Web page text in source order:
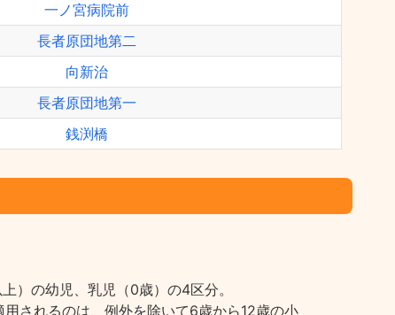
一ノ宮病院前
長者原団地第二
向新治
長者原団地第一
銭渕橋
）の幼児、乳児（0歳）の4区分。
されるのは、例外を除いて6歳から12歳の小